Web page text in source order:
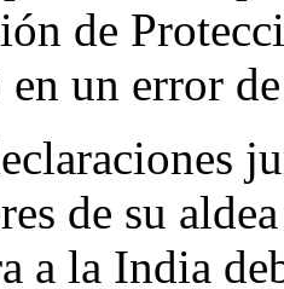
de
un error
de su
a la India